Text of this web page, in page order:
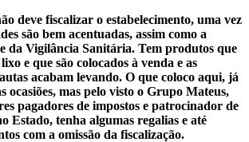
fiscalizar o estabelecimento, uma vez
são bem acentuadas, assim como a
da Vigilância Sanitária. Tem produtos que
e que são colocados à venda e as
acabam levando. O que coloco aqui, já
ocasiões, mas pelo visto o Grupo Mateus,
pagadores de impostos e patrocinador de
Estado, tenha algumas regalias e até
com a omissão da fiscalização.